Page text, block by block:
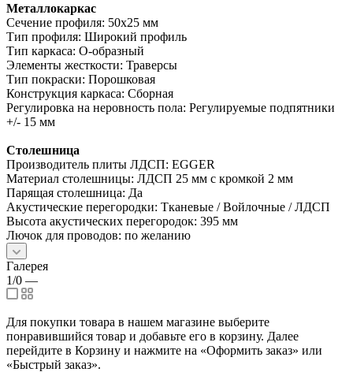
Металлокаркас
Сечение профиля: 50х25 мм
Тип профиля: Широкий профиль
Тип каркаса: О-образный
Элементы жесткости: Траверсы
Тип покраски: Порошковая
Конструкция каркаса: Сборная
Регулировка на неровность пола: Регулируемые подпятники
+/- 15 мм
Столешница
Производитель плиты ЛДСП: EGGER
Материал столешницы: ЛДСП 25 мм с кромкой 2 мм
Парящая столешница: Да
Акустические перегородки: Тканевые / Войлочные / ЛДСП
Высота акустических перегородок: 395 мм
Лючок для проводов: по желанию
Галерея
1/0 —
Для покупки товара в нашем магазине выберите
понравившийся товар и добавьте его в корзину. Далее
перейдите в Корзину и нажмите на «Оформить заказ» или
«Быстрый заказ».